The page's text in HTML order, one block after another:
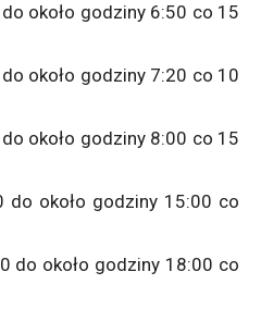
około godziny 6:50 co 15
około godziny 7:20 co 10
około godziny 8:00 co 15
do około godziny 15:00 co
do około godziny 18:00 co